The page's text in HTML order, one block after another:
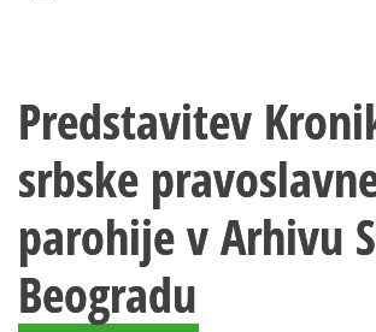
Zaposleni
Povezave
Varstvo osebnih podatkov
Katalog informacij javnega značaja
Zakonodaja
Predstavitev
srbske
parohije v Arhivu
Beogradu